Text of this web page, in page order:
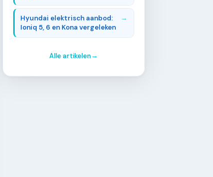
Hyundai elektrisch aanbod:
Ioniq 5, 6 en Kona vergeleken
Alle artikelen